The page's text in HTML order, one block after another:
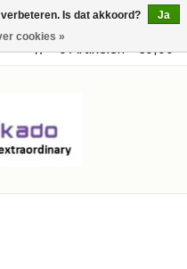
0 Artikelen - €0,00
Is dat akkoord?
Ja
cookies »